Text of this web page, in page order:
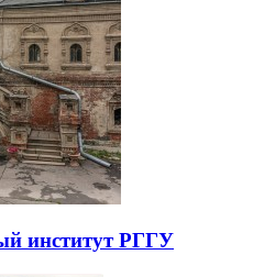
институт РГГУ